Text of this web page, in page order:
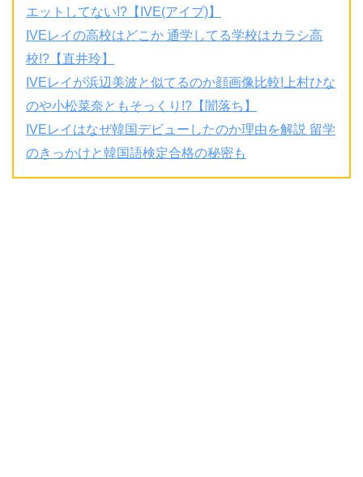
エットしてない!?【IVE(アイブ)】
IVEレイの高校はどこか 通学してる学校はカラシ高
校!?【直井玲】
IVEレイが浜辺美波と似てるのか顔画像比較!上村ひな
のや小松菜奈ともそっくり!?【闇落ち】
IVEレイはなぜ韓国デビューしたのか理由を解説 留学
のきっかけと韓国語検定合格の秘密も